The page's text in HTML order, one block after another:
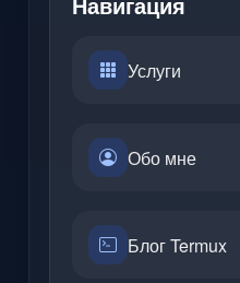
Услуги
Обо мне
Блог Termux